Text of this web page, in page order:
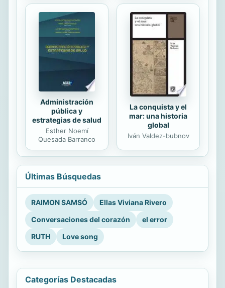
Administración
pública y
estrategias de salud
Esther Noemí
Quesada Barranco
La conquista y el
mar: una historia
global
Iván Valdez-bubnov
Últimas Búsquedas
RAIMON SAMSÓ
Ellas Viviana Rivero
Conversaciones del corazón
el error
RUTH
Love song
Categorías Destacadas